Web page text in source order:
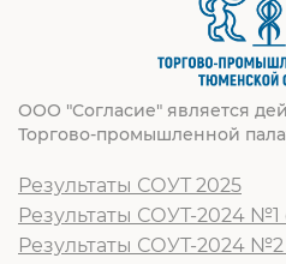
ООО "Согласие" является
Торгово-промышленной
Результаты СОУТ 2025
Результаты СОУТ-2024 №1
Результаты СОУТ-2024